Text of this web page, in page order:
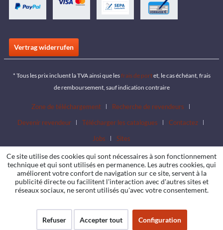
Vertrag widerrufen
* Tous les prix incluent la TVA ainsi que lesfrais de portet, le cas échéant, frais
de remboursement, sauf indication contraire
Zone de téléchargement
Recherche de revendeurs
Devenir revendeur
Télécharger les catalogues
Contactez
Jobs
Sites
Ce site utilise des cookies qui sont nécessaires à son fonctionnement
technique et qui sont utilisés en permanence. Les autres cookies, qui
améliorent votre confort de navigation sur ce site, servent à la
publicité directe ou facilitent l'interaction avec d'autres sites et
réseaux sociaux, ne seront utilisés qu'avec votre consentement.
Refuser Accepter tout Configuration